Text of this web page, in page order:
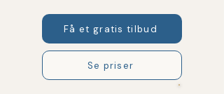
Få et gratis tilbud
Se priser